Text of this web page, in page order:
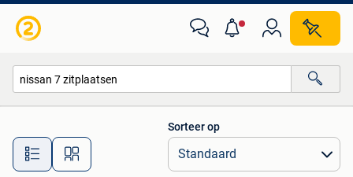
Alle afstanden…
Sorteer op